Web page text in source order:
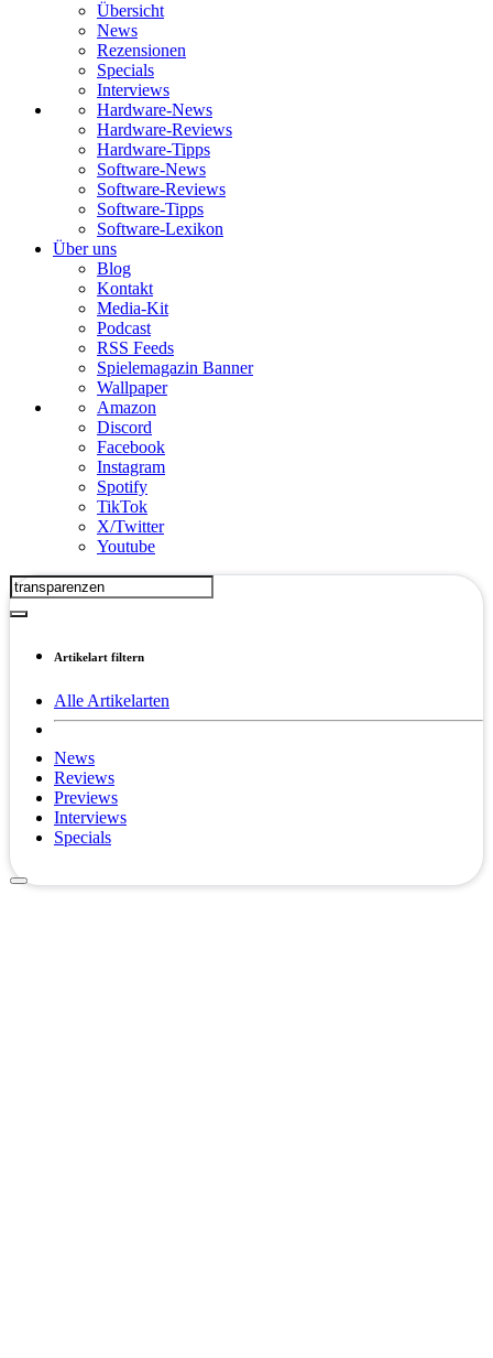
Übersicht
News
Rezensionen
Specials
Interviews
Hardware-News
Hardware-Reviews
Hardware-Tipps
Software-News
Software-Reviews
Software-Tipps
Software-Lexikon
Über uns
Blog
Kontakt
Media-Kit
Podcast
RSS Feeds
Spielemagazin Banner
Wallpaper
Amazon
Discord
Facebook
Instagram
Spotify
TikTok
X/Twitter
Youtube
Artikelart filtern
Alle Artikelarten
News
Reviews
Previews
Interviews
Specials